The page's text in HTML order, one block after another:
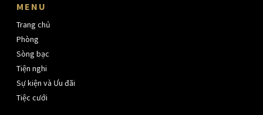
MENU
Trang chủ
Phòng
Sòng bạc
Tiện nghi
Sự kiện và Ưu đãi
Tiệc cưới